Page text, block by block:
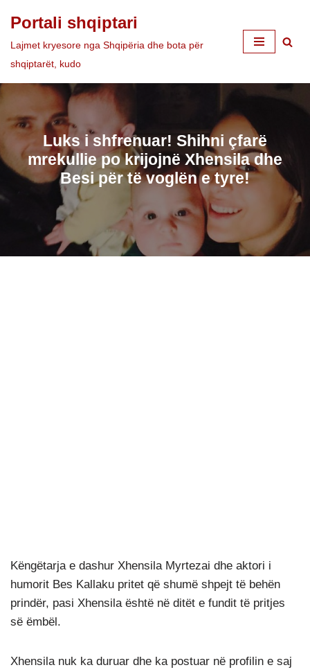
Skip
to
Portali shqiptari
Lajmet kryesore nga Shqipëria dhe bota për
shqiptarët, kudo
Luks i shfrenuar! Shihni çfarë
mrekullie po krijojnë Xhensila dhe
Besi për të voglën e tyre!
Këngëtarja e dashur Xhensila Myrtezai dhe aktori i
humorit Bes Kallaku pritet që shumë shpejt të behën
prindër, pasi Xhensila është në ditët e fundit të pritjes
së ëmbël.
Xhensila nuk ka duruar dhe ka postuar në profilin e saj